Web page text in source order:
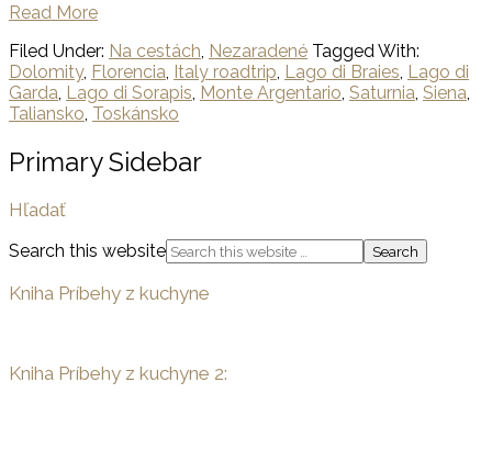
Read More
Filed Under: Na cestách Nezaradené Tagged With:
Dolomity, Florencia Italy roadtrip Lago di Braies Lago di
Garda Lago di Sorapis Monte Argentario Saturnia Siena
Taliansko Toskánsko
Primary Sidebar
Hľadať
Search this website
Kniha Príbehy z kuchyne
Kniha Príbehy z kuchyne 2: